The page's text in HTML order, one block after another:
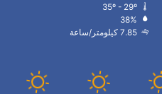
38%
7.85 كيلومتر/ساعة